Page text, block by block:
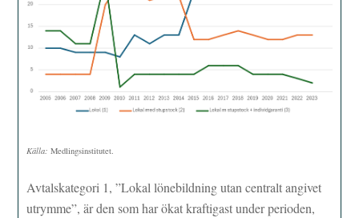
Källa: Medlingsinstitutet.
Avtalskategori 1, ”Lokal lönebildning utan centralt angivet
utrymme”, är den som har ökat kraftigast under perioden,